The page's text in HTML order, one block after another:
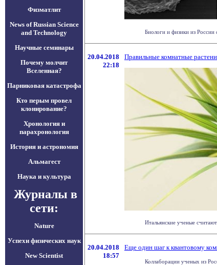
Физматлит
News of Russian Science
and Technology
Научные семинары
Почему молчит
Вселенная?
Парниковая катастрофа
Кто перым провел
клонирование?
Хронология и
парахронология
История и астрономия
Альмагест
Наука и культура
Журналы в
сети:
Nature
Успехи физических наук
New Scientist
Биологи и физики из России
20.04.2018
22:18
Правильные комнатные
Итальянские ученые
20.04.2018
18:57
Еще один шаг к квантовому
Коллаборации ученых из